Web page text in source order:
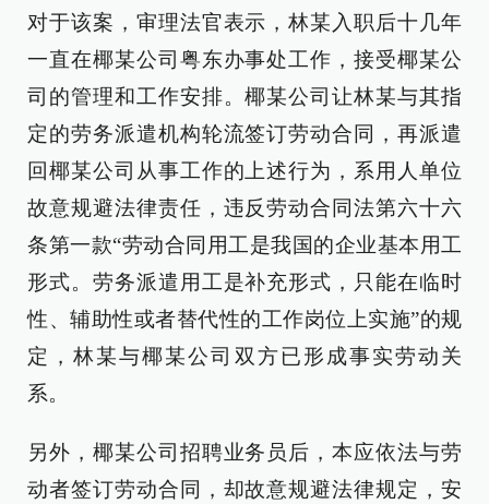
对于该案，审理法官表示，林某入职后十几年
一直在椰某公司粤东办事处工作，接受椰某公
司的管理和工作安排。椰某公司让林某与其指
定的劳务派遣机构轮流签订劳动合同，再派遣
回椰某公司从事工作的上述行为，系用人单位
故意规避法律责任，违反劳动合同法第六十六
条第一款“劳动合同用工是我国的企业基本用工
形式。劳务派遣用工是补充形式，只能在临时
性、辅助性或者替代性的工作岗位上实施”的规
定，林某与椰某公司双方已形成事实劳动关
系。
另外，椰某公司招聘业务员后，本应依法与劳
动者签订劳动合同，却故意规避法律规定，安